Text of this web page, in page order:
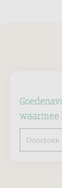
waarmee
Doorzoek